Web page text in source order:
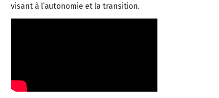
visant à l’autonomie et la transition.